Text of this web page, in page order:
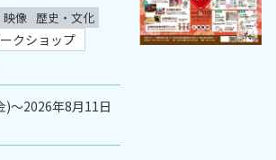
映像 歴史・文化
クショップ
)～2026年8月11日